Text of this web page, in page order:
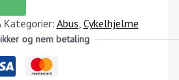
Kategorier: Abus Cykelhjelme
og nem betaling